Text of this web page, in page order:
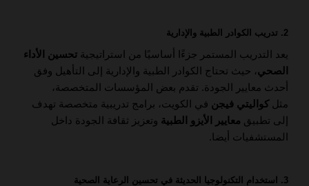
2. تدريب الكوادر الطبية والإدارية
يعد التدريب المستمر جزءًا أساسيًا من استراتيجية تحسين الأداء
الصحي، حيث تحتاج الكوادر الطبية والإدارية إلى التأهيل وفق
أحدث معايير الجودة. تقدم بعض المؤسسات المتخصصة،
مثلكواليتي فيجن في الكويت، برامج تدريبية متخصصة تهدف
إلى تطبيق معايير الأيزو الطبية وتعزيز ثقافة الجودة داخل
المستشفيات أيضا.
3. استخدام التكنولوجيا الحديثة في تحسين الرعاية الصحية